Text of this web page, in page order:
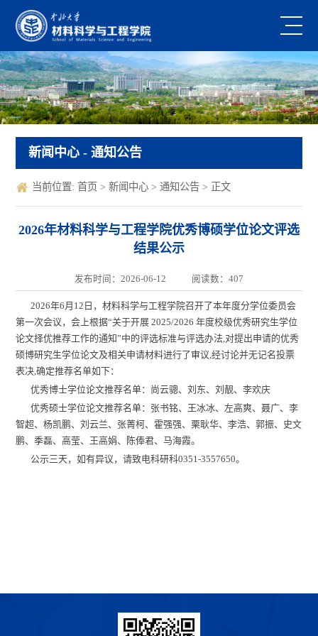
新闻中心 - 通知公告
当前位置: 首页 > 新闻中心 > 通知公告 > 正文
2026年材料科学与工程学院优秀博硕学位论文评选
结果公示
发布时间：2026-06-12 阅读数： 407
2026年6月 12 日，材料科学与工程学院召开了本年度分学位委员会
第一次会议，会上根据“关于开展 2025/2026 年度校级优秀研究生学位
论文择优推荐工作的通知”中的评选标准与评选办法,对提出申请的优秀
硕博研究生学位论文及相关申请材料进行了审议,经讨论并无记名投票
表决,确定推荐名单如下：
优秀博士学位论文推荐名单： 尚云骢、刘东、刘靓、李欢庆
优秀硕士学位论文推荐名单：张书铭、王冰冰、左高爽、聂广、李
智超、杨凯鹏、刘云兰、张菁柯、霍强强、栗耿华、李浩、郭振、史文
鹏、季磊、高莹、王高娟、陈俸君、马海霞。
公示三天，如有异议，请致电科研科0351-3557650。